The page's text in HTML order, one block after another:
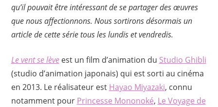
qu’il pouvait être intéressant de se partager des œuvres
que nous affectionnons. Nous sortirons désormais un
article de cette série tous les lundis et vendredis.
Le vent se lèveest un film d’animation du Studio Ghibli
(studio d’animation japonais) qui est sorti au cinéma
en 2013. Le réalisateur est Hayao Miyazaki, connu
notamment pour Princesse Mononoké, Le Voyage de